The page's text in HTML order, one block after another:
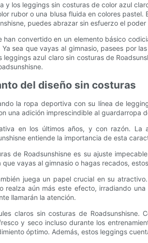
y los leggings sin costuras de color azul
rubor o una blusa fluida en colores
puedes abrazar sin esfuerzo el
han convertido en un elemento básico
sea que vayas al gimnasio, pasees por
azul claro sin costuras de
del diseño sin costuras
la ropa deportiva con su línea de
una adición imprescindible al guardarropa
en los últimos años, y con razón.
entiende la importancia de esta
de Roadsunshisne es su ajuste
vayas al gimnasio o hagas recados,
juega un papel crucial en su
aún más este efecto, irradiando
llamarán la atención.
claros sin costuras de
y seco incluso durante los
óptimo. Además, estos leggings